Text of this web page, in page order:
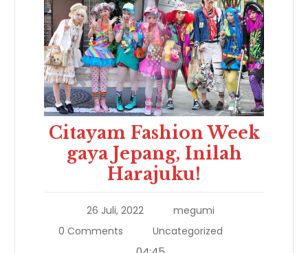
Citayam Fashion Week
gaya Jepang, Inilah
Harajuku!
26 Juli, 2022
megumi
0 Comments
Uncategorized